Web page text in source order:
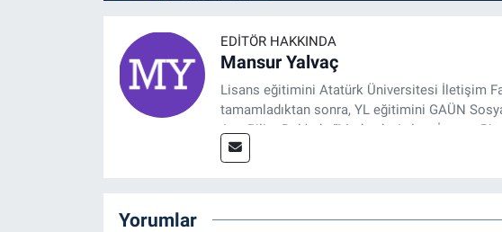
EDITÖR HAKKINDA
Mansur Yalvaç
Lisans eğitimini Atatürk Üniversitesi İletişim
tamamladıktan sonra, YL eğitimini GAÜN
Ana Bilim Dalı'nda “Medyada Anlam İnşası:
2014 yılında başladığı profesyonel kariyerini
Yorumlar